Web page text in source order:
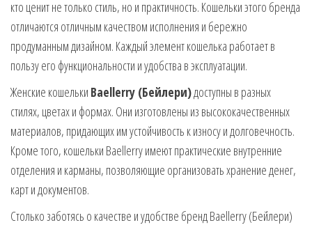
кто ценит не только стиль, но и практичность. Кошельки этого бренда
отличаются отличным качеством исполнения и бережно
продуманным дизайном. Каждый элемент кошелька работает в
пользу его функциональности и удобства в эксплуатации.
Женские кошельки Baellerry (Бейлери)доступны в разных
стилях, цветах и формах. Они изготовлены из высококачественных
материалов, придающих им устойчивость к износу и долговечность.
Кроме того, кошельки Baellerry имеют практические внутренние
отделения и карманы, позволяющие организовать хранение денег,
карт и документов.
Столько заботясь о качестве и удобстве бренд Baellerry (Бейлери)